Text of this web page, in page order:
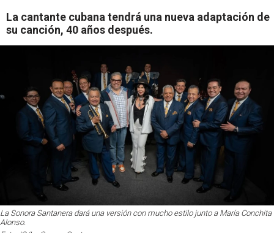
q
u
La cantante cubana tendrá una nueva adaptación de
su canción, 40 años después.
La Sonora Santanera dará una versión con mucho estilo junto a María Conchita
Alonso.